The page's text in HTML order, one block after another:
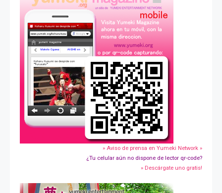
» Aviso de prensa en Yumeki Network »
¿Tu celular aún no dispone de lector qr-code?
» Descárgate uno gratis!